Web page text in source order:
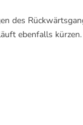
des
ebenfalls kürzen.